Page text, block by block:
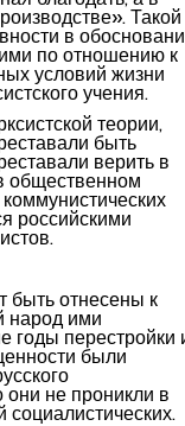
Такой
в
по отношению к
условий жизни
учения.
теории,
быть
верить в
общественном
российскими
быть отнесены к
народ ими
годы перестройки
были
не проникли в